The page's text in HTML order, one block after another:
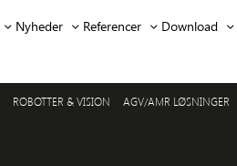
Nyheder Referencer Download
ROBOTTER & VISION AGV/AMR LØSNINGER